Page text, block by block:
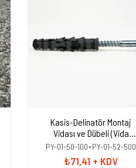
Kasis-Delinatör Montaj
Vidası ve Dübeli (Vida
10x100mm+Dübel 16mm)
PY-01-50-100+PY-01-52-500
₺71,41 + KDV